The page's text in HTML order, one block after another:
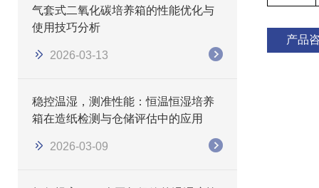
气套式二氧化碳培养箱的性能优化与
使用技巧分析
2026-03-13
稳控温湿，测准性能：恒温恒湿培养
箱在造纸检测与仓储评估中的应用
2026-03-09
产品